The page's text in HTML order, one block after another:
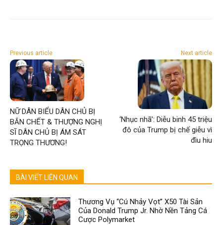
Previous article
NỮ DÂN BIỂU DÂN CHỦ BỊ
BẮN CHẾT & THƯỢNG NGHỊ
SĨ DÂN CHỦ BỊ ÁM SÁT
TRỌNG THƯƠNG!
Next article
‘Nhục nhã’: Diễu binh 45 triệu
đô của Trump bị chế giễu vì
đìu hiu
BÀI VIẾT LIÊN QUAN
Thương Vụ “Cú Nhảy Vọt” X50 Tài Sản
Của Donald Trump Jr. Nhờ Nền Tảng Cá
Cược Polymarket